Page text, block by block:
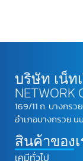
บริษัท เน็ท
NETWORK
169/11 ถ. บางกร
อำเภอบางกรวย น
สินค้าของเ
เคมีทั่วไป